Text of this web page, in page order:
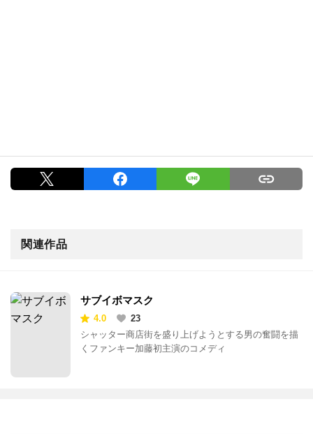
関連作品
サブイボマスク
4.0
23
シャッター商店街を盛り上げようとする男の奮闘を描
くファンキー加藤初主演のコメディ